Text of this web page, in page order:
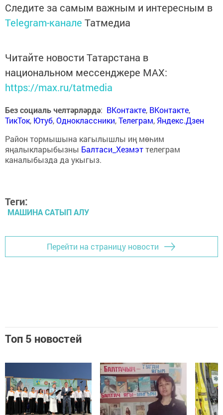
Следите за самым важным и интересным в
Telegram-канале Татмедиа
Читайте новости Татарстана в
национальном мессенджере MАХ:
https://max.ru/tatmedia
Без социаль челтәрләрдә: ВКонтакте, ВКонтакте,
ТикТок, Ютуб,Одноклассники,Телеграм, Яндекс.Дзен
Район тормышына кагылышлы иң мөһим
яңалыкларыбызны Балтаси_Хезмэттелеграм
каналыбызда да укыгыз.
Теги:
МАШИНА САТЫП АЛУ
Перейти на страницу новости
Топ 5 новостей